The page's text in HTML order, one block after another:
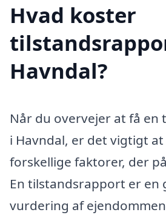
Hvad koster
Havndal?
Når du overvejer at få
i Havndal, er det vigtigt
forskellige faktorer, der
En tilstandsrapport er en
vurdering af